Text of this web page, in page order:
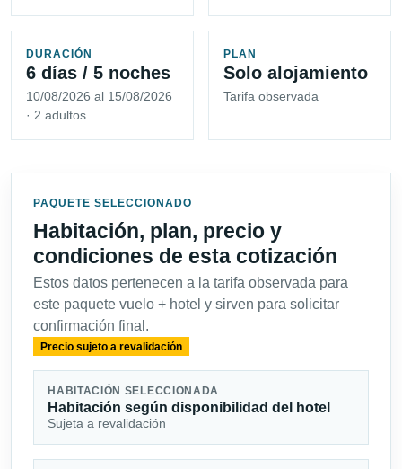
DURACIÓN
6 días / 5 noches
10/08/2026 al 15/08/2026
· 2 adultos
PLAN
Solo alojamiento
Tarifa observada
PAQUETE SELECCIONADO
Habitación, plan, precio y
condiciones de esta cotización
Estos datos pertenecen a la tarifa observada para
este paquete vuelo + hotel y sirven para solicitar
confirmación final.
Precio sujeto a revalidación
HABITACIÓN SELECCIONADA
Habitación según disponibilidad del hotel
Sujeta a revalidación